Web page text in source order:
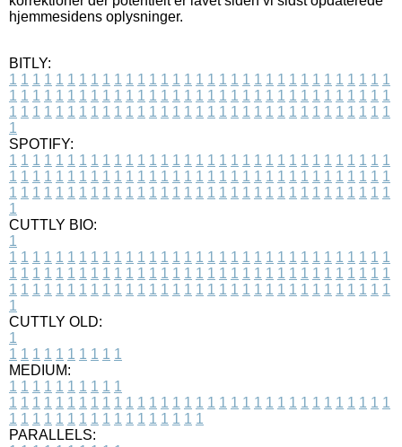
hjemmesidens oplysninger.
BITLY:
1 1 1 1 1 1 1 1 1 1 1 1 1 1 1 1 1 1 1 1 1 1 1 1 1 1 1 1 1 1 1 1 1
1 1 1 1 1 1 1 1 1 1 1 1 1 1 1 1 1 1 1 1 1 1 1 1 1 1 1 1 1 1 1 1 1
1 1 1 1 1 1 1 1 1 1 1 1 1 1 1 1 1 1 1 1 1 1 1 1 1 1 1 1 1 1 1 1 1
1
SPOTIFY:
1 1 1 1 1 1 1 1 1 1 1 1 1 1 1 1 1 1 1 1 1 1 1 1 1 1 1 1 1 1 1 1 1
1 1 1 1 1 1 1 1 1 1 1 1 1 1 1 1 1 1 1 1 1 1 1 1 1 1 1 1 1 1 1 1 1
1 1 1 1 1 1 1 1 1 1 1 1 1 1 1 1 1 1 1 1 1 1 1 1 1 1 1 1 1 1 1 1 1
1
CUTTLY BIO:
1
1 1 1 1 1 1 1 1 1 1 1 1 1 1 1 1 1 1 1 1 1 1 1 1 1 1 1 1 1 1 1 1 1
1 1 1 1 1 1 1 1 1 1 1 1 1 1 1 1 1 1 1 1 1 1 1 1 1 1 1 1 1 1 1 1 1
1 1 1 1 1 1 1 1 1 1 1 1 1 1 1 1 1 1 1 1 1 1 1 1 1 1 1 1 1 1 1 1 1
1
CUTTLY OLD:
1
1 1 1 1 1 1 1 1 1 1
MEDIUM:
1 1 1 1 1 1 1 1 1 1
1 1 1 1 1 1 1 1 1 1 1 1 1 1 1 1 1 1 1 1 1 1 1 1 1 1 1 1 1 1 1 1 1
1 1 1 1 1 1 1 1 1 1 1 1 1 1 1 1 1
PARALLELS: